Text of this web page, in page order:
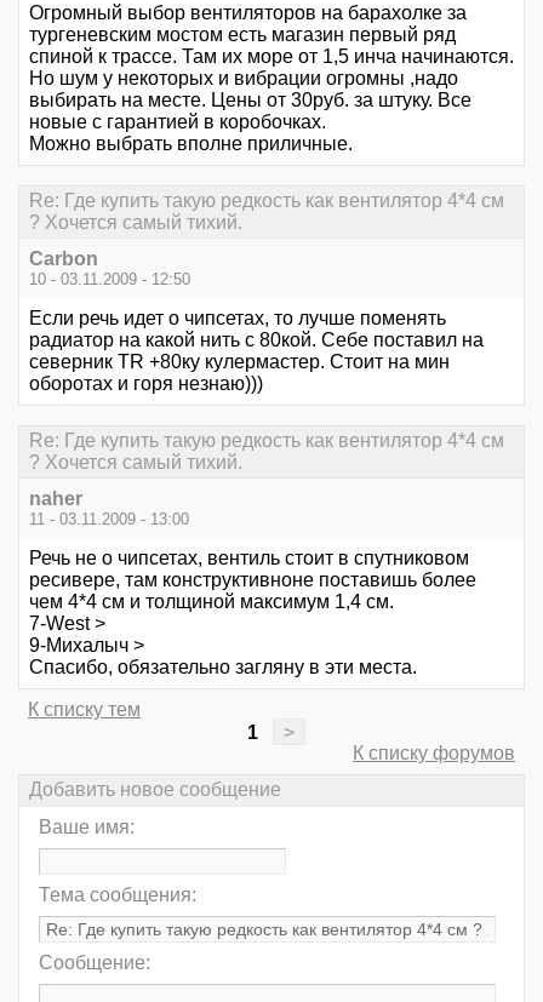
Огромный выбор вентиляторов на барахолке за
тургеневским мостом есть магазин первый ряд
спиной к трассе. Там их море от 1,5 инча начинаются.
Но шум у некоторых и вибрации огромны ,надо
выбирать на месте. Цены от 30руб. за штуку. Все
новые с гарантией в коробочках.
Можно выбрать вполне приличные.
Re: Где купить такую редкость как вентилятор 4*4 см
? Хочется самый тихий.
Carbon
10 - 03.11.2009 - 12:50
Если речь идет о чипсетах, то лучше поменять
радиатор на какой нить с 80кой. Себе поставил на
северник TR +80ку кулермастер. Стоит на мин
оборотах и горя незнаю)))
Re: Где купить такую редкость как вентилятор 4*4 см
? Хочется самый тихий.
naher
11 - 03.11.2009 - 13:00
Речь не о чипсетах, вентиль стоит в спутниковом
ресивере, там конструктивноне поставишь более
чем 4*4 см и толщиной максимум 1,4 см.
7-West >
9-Михалыч >
Спасибо, обязательно загляну в эти места.
К списку тем
1
>
К списку форумов
Добавить новое сообщение
Ваше имя:
Тема сообщения:
Сообщение: